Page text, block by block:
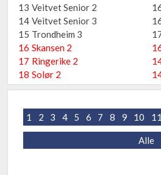
13 Veitvet Senior 2
14 Veitvet Senior 3
15 Trondheim 3
16 Skansen 2
17 Ringerike 2
18 Solør 2
1 2 3 4 5 6 7 8 9 10 11
Alle